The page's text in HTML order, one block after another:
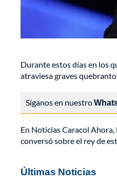
Durante estos días en los
atraviesa graves
Síganos en nuestro
En Noticias Caracol
conversó sobre el rey de
Últimas Noticias